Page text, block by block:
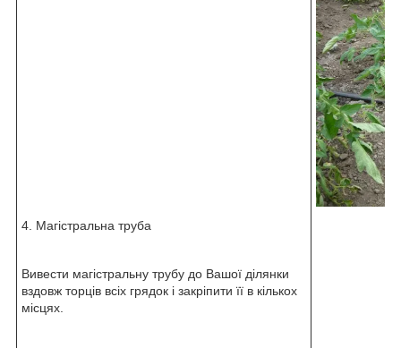
4. Магістральна труба
Вивести магістральну трубу до Вашої ділянки
вздовж торців всіх грядок і закріпити її в кількох
місцях.